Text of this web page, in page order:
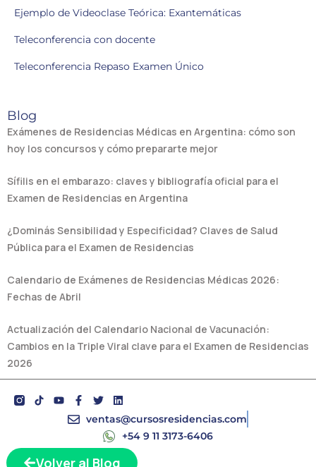
Volver al Blog
Ejemplo de Videoclase Teórica: Exantemáticas
Teleconferencia con docente
Teleconferencia Repaso Examen Único
Blog
Exámenes de Residencias Médicas en Argentina: cómo son
hoy los concursos y cómo prepararte mejor
Sífilis en el embarazo: claves y bibliografía oficial para el
Examen de Residencias en Argentina
¿Dominás Sensibilidad y Especificidad? Claves de Salud
Pública para el Examen de Residencias
Calendario de Exámenes de Residencias Médicas 2026:
Fechas de Abril
Actualización del Calendario Nacional de Vacunación:
Cambios en la Triple Viral clave para el Examen de Residencias
2026
Y
o
b
e
F
a
c
o
o
T
w
i
e
r
L
i
n
e
d
i
ventas@cursosresidencias.com
+54 9 11 3173-6406